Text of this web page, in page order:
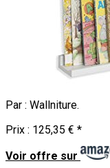
Par : Wallniture.
Prix : 125,35 € *
Voir offre sur